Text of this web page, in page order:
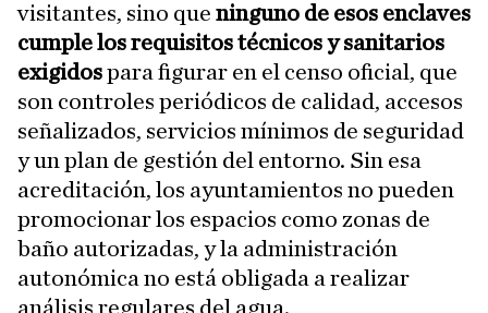
visitantes, sino que ninguno de esos enclaves
cumple los requisitos técnicos y sanitarios
exigidospara figurar en el censo oficial, que
son controles periódicos de calidad, accesos
señalizados, servicios mínimos de seguridad
y un plan de gestión del entorno. Sin esa
acreditación, los ayuntamientos no pueden
promocionar los espacios como zonas de
baño autorizadas, y la administración
autonómica no está obligada a realizar
análisis regulares del agua.